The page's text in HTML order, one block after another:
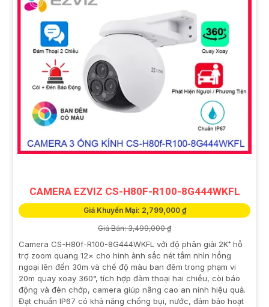
CAMERA EZVIZ CS-H80F-R100-8G444WKFL
Giá Khuyến Mại: 2,799,000 ₫
Giá Bán: 3,499,000 ₫
Camera CS-H80f-R100-8G444WKFL với độ phân giải 2K⁺ hỗ
trợ zoom quang 12× cho hình ảnh sắc nét tầm nhìn hồng
ngoại lên đến 30m và chế độ màu ban đêm trong phạm vi
20m quay xoay 360°, tích hợp đàm thoại hai chiều, còi báo
động và đèn chớp, camera giúp nâng cao an ninh hiệu quả.
Đạt chuẩn IP67 có khả năng chống bụi, nước, đảm bảo hoạt